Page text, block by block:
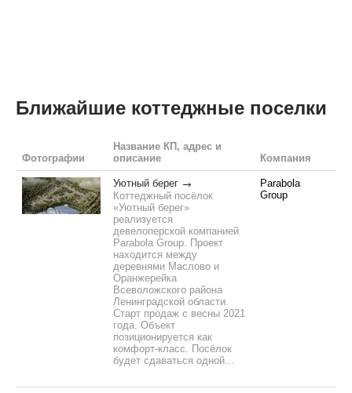
Ближайшие коттеджные поселки
Фотографии
Название КП, адрес и
описание
Компания
Уютный берег
Коттеджный посёлок
«Уютный берег»
реализуется
девелоперской компанией
Parabola Group. Проект
находится между
деревнями Маслово и
Оранжерейка
Всеволожского района
Ленинградской области.
Старт продаж с весны 2021
года. Объект
позиционируется как
комфорт-класс. Посёлок
будет сдаваться одной...
Parabola
Group